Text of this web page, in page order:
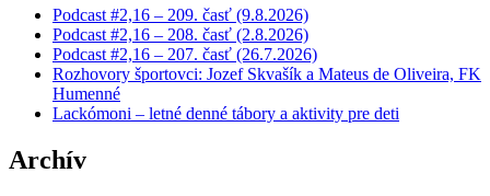
Podcast #2,16 – 209. časť (9.8.2026)
Podcast #2,16 – 208. časť (2.8.2026)
Podcast #2,16 – 207. časť (26.7.2026)
Rozhovory športovci: Jozef Skvašík a Mateus de Oliveira, FK
Humenné
Lackómoni – letné denné tábory a aktivity pre deti
Archív